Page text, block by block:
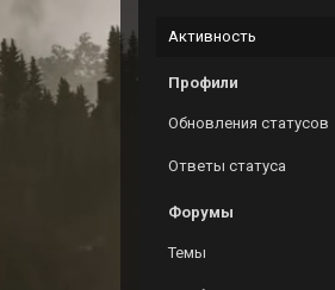
Активность
Профили
Обновления статусов
Ответы статуса
Форумы
Темы